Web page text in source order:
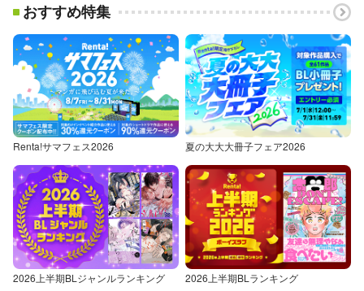
おすすめ特集
Renta!サマフェス2026 夏の大大大冊子フェア2026
2026上半期BLジャンルランキング 2026上半期BLランキング